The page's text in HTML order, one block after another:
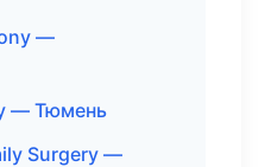
—
— Тюмень
Surgery —